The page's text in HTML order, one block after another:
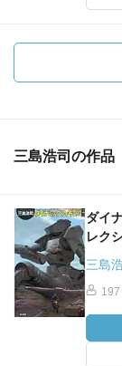
三島浩司の作品
ダイ
レク
三島
197